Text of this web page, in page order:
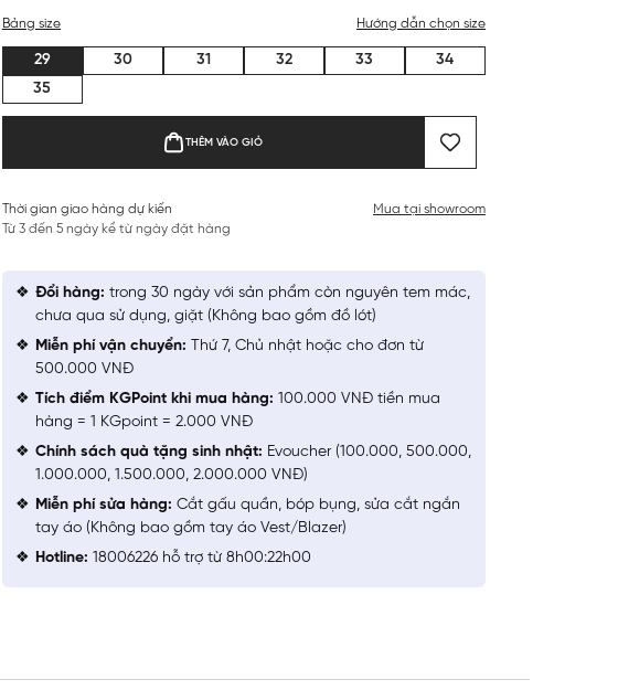
Bảng size Hướng dẫn chọn size
29 30 31 32 33
34
35
THÊM VÀO GIỎ
Thời gian giao hàng dự kiến
Từ 3 đến 5 ngày kể từ ngày đặt hàng
Mua tại showroom
Đổi hàng: trong 30 ngày với sản phẩm còn nguyên tem mác,
chưa qua sử dụng, giặt (Không bao gồm đồ lót)
Miễn phí vận chuyển: Thứ 7, Chủ nhật hoặc cho đơn từ
500.000 VNĐ
Tích điểm KGPoint khi mua hàng: 100.000 VNĐ tiền mua
hàng = 1 KGpoint = 2.000 VNĐ
Chính sách quà tặng sinh nhật: Evoucher (100.000, 500.000,
1.000.000, 1.500.000, 2.000.000 VNĐ)
Miễn phí sửa hàng: Cắt gấu quần, bóp bụng, sửa cắt ngắn
tay áo (Không bao gồm tay áo Vest/Blazer)
Hotline: 18006226 hỗ trợ từ 8h00:22h00